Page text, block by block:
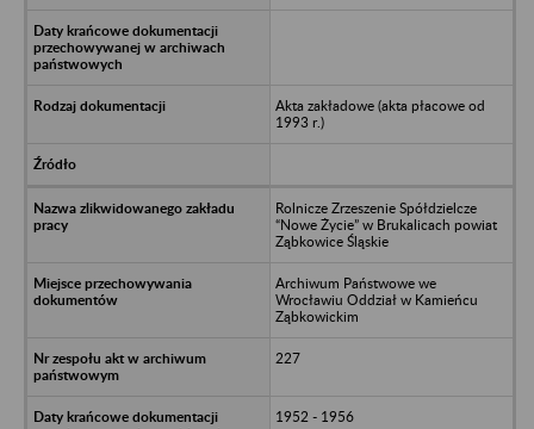
Akta zakładowe (akta płacowe od
1993 r.)
Rolnicze Zrzeszenie Spółdzielcze
“Nowe Życie” w Brukalicach powiat
Ząbkowice Śląskie
Archiwum Państwowe we
Wrocławiu Oddział w Kamieńcu
Ząbkowickim
227
1952 - 1956